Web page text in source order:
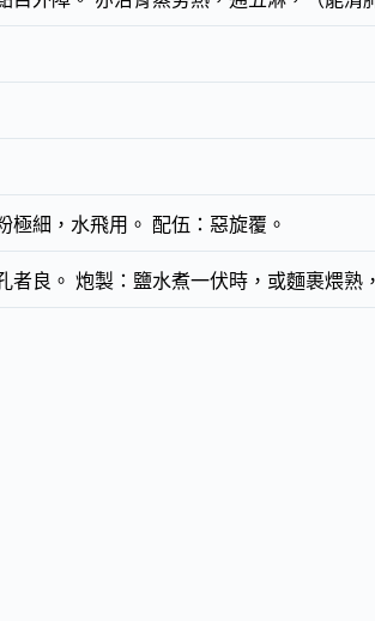
極細，水飛用。 配伍：惡旋覆。
者良。 炮製：鹽水煮一伏時，或麵裹煨熟